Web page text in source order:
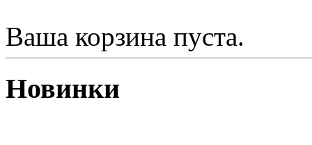
Ваша корзина пуста.
Новинки